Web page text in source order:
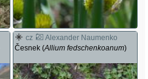
cz
Alexander Naumenko
Česnek (Allium fedschenkoanum)